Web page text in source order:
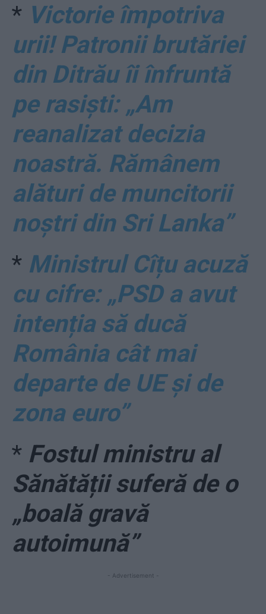
* Victorie împotriva
urii! Patronii brutăriei
din Ditrău îi înfruntă
pe rasiști: „Am
reanalizat decizia
noastră. Rămânem
alături de muncitorii
noștri din Sri Lanka”
* Ministrul Cîțu acuză
cu cifre: „PSD a avut
intenția să ducă
România cât mai
departe de UE și de
zona euro”
* Fostul ministru al
Sănătății suferă de o
„boală gravă
autoimună”
- Advertisement -